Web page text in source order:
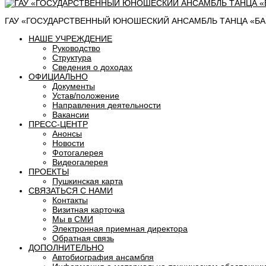
ГАУ «ГОСУДАРСТВЕННЫЙ ЮНОШЕСКИЙ АНСАМБЛЬ ТАНЦА
НАШЕ УЧРЕЖДЕНИЕ
Руководство
Структура
Сведения о доходах
ОФИЦИАЛЬНО
Документы
Устав/положение
Направления деятельности
Вакансии
ПРЕСС-ЦЕНТР
Анонсы
Новости
Фотогалерея
Видеогалерея
ПРОЕКТЫ
Пушкинская карта
СВЯЗАТЬСЯ С НАМИ
Контакты
Визитная карточка
Мы в СМИ
Электронная приемная директора
Обратная связь
ДОПОЛНИТЕЛЬНО
Автобиография ансамбля